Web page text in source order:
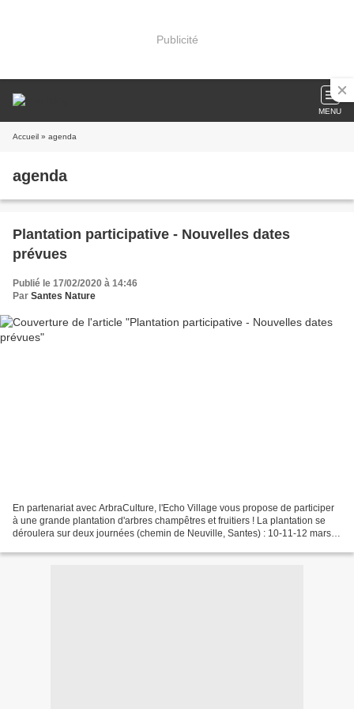
Publicité
MENU
Accueil » agenda
agenda
Plantation participative - Nouvelles dates
prévues
Publié le 17/02/2020 à 14:46
Par Santes Nature
En partenariat avec ArbraCulture, l'Echo Village vous propose de participer
à une grande plantation d'arbres champêtres et fruitiers ! La plantation se
déroulera sur deux journées (chemin de Neuville, Santes) : 10-11-12 mars